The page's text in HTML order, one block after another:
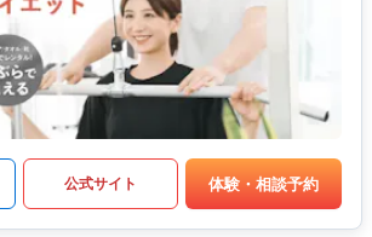
公式サイト 体験・相談予約